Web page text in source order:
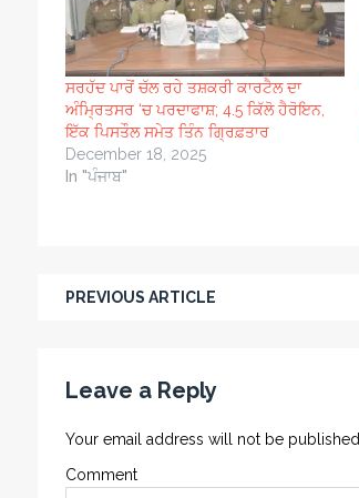
ਸਰਹੱਦ ਪਾਰੋਂ ਚੱਲ ਰਹੇ ਤਸ਼ਕਰੀ ਕਾਰਟੈਲ ਦਾ
ਅੰਮ੍ਰਿਤਸਰ ‘ਚ ਪਰਦਾਫਾਸ਼; 4.5 ਕਿੱਲੋ ਹੈਰੋਇਨ,
ਇੱਕ ਪਿਸਤੌਲ ਸਮੇਤ ਤਿੰਨ ਗ੍ਰਿਫ਼ਤਾਰ
December 18, 2025
In "ਪੰਜਾਬ"
PREVIOUS ARTICLE
Leave a Reply
Your email address will not be published.
Comment